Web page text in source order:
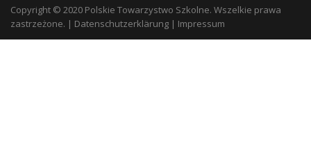
Copyright © 2020 Polskie Towarzystwo Szkolne. Wszelkie prawa
zastrzeżone. | Datenschutzerklärung | Impressum